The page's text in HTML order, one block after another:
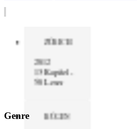
ZÜRICH
2012
13 Kapitel -
50 Leser
RÜGEN
Genre